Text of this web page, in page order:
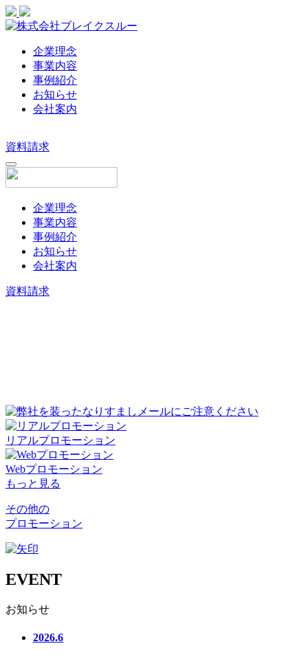
企業理念
事業内容
事例紹介
お知らせ
会社案内
資料請求
企業理念
事業内容
事例紹介
お知らせ
会社案内
資料請求
リアルプロモーション
Webプロモーション
もっと見る
その他の
プロモーション
EVENT
お知らせ
2026.6